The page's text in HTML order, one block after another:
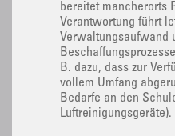
bereitet mancherorts
Verantwortung führt
Verwaltungsaufwand
B. dazu, dass zur
vollem Umfang
Bedarfe an den
Luftreinigungsgeräte).